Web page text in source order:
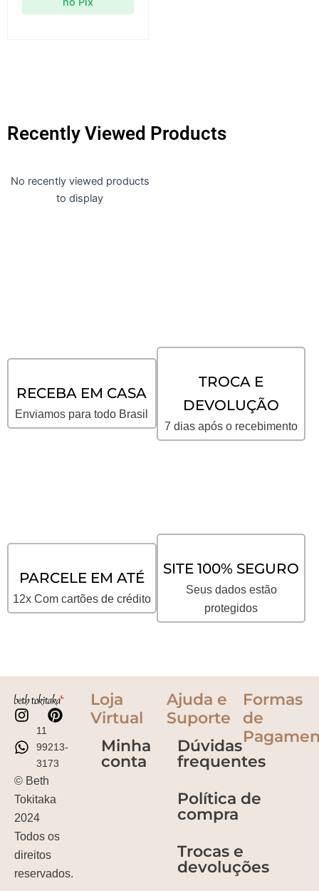
Recently Viewed Products
No recently viewed products
to display
RECEBA EM CASA
Enviamos para todo Brasil
TROCA E
DEVOLUÇÃO
7 dias após o recebimento
PARCELE EM ATÉ
12x Com cartões de crédito
SITE 100% SEGURO
Seus dados estão
protegidos
11
99213-
3173
© Beth
Tokitaka
2024
Todos os
direitos
reservados.
Loja
Virtual
Minha
conta
Ajuda e
Suporte
Dúvidas
frequentes
Política de
compra
Trocas e
devoluções
Formas
de